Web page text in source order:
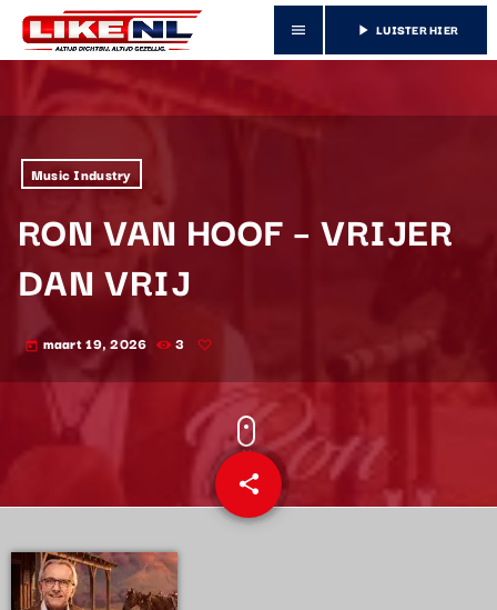
menu play_arrow LUISTER HIER
Music Industry
RON VAN HOOF – VRIJER
DAN VRIJ
today maart 19, 2026 3
share
email